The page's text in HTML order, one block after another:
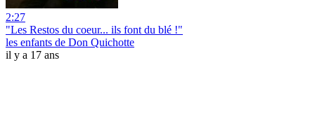
2:27
"Les Restos du coeur... ils font du blé !"
les enfants de Don Quichotte
il y a 17 ans